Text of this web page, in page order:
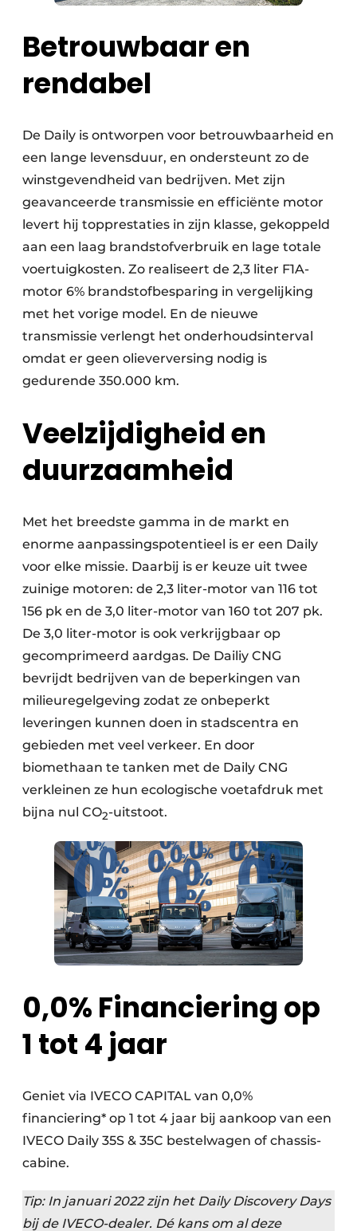
Betrouwbaar en
rendabel
De Daily is ontworpen voor betrouwbaarheid en
een lange levensduur, en ondersteunt zo de
winstgevendheid van bedrijven. Met zijn
geavanceerde transmissie en efficiënte motor
levert hij topprestaties in zijn klasse, gekoppeld
aan een laag brandstofverbruik en lage totale
voertuigkosten. Zo realiseert de 2,3 liter F1A-
motor 6% brandstofbesparing in vergelijking
met het vorige model. En de nieuwe
transmissie verlengt het onderhoudsinterval
omdat er geen olieverversing nodig is
gedurende 350.000 km.
Veelzijdigheid en
duurzaamheid
Met het breedste gamma in de markt en
enorme aanpassingspotentieel is er een Daily
voor elke missie. Daarbij is er keuze uit twee
zuinige motoren: de 2,3 liter-motor van 116 tot
156 pk en de 3,0 liter-motor van 160 tot 207 pk.
De 3,0 liter-motor is ook verkrijgbaar op
gecomprimeerd aardgas. De Dailiy CNG
bevrijdt bedrijven van de beperkingen van
milieuregelgeving zodat ze onbeperkt
leveringen kunnen doen in stadscentra en
gebieden met veel verkeer. En door
biomethaan te tanken met de Daily CNG
verkleinen ze hun ecologische voetafdruk met
bijna nul CO2-uitstoot.
0,0% Financiering op
1 tot 4 jaar
Geniet via IVECO CAPITAL van 0,0%
financiering* op 1 tot 4 jaar bij aankoop van een
IVECO Daily 35S & 35C bestelwagen of chassis-
cabine.
Tip: In januari 2022 zijn het Daily Discovery Days
bij de IVECO-dealer. Dé kans om al deze